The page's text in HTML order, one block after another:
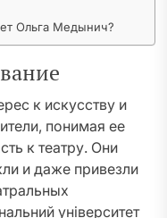
Ольга Медынич?
к искусству и
понимая ее
к театру. Они
и даже привезли
університет